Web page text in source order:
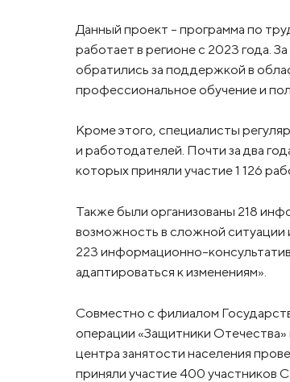
Данный проект – программа по
работает в регионе с 2023 года.
обратились за поддержкой в
профессиональное обучение и
Кроме этого, специалисты
и работодателей. Почти за два
которых приняли участие 1 126
Также были организованы 218
возможность в сложной ситуации
223 информационно-
адаптироваться к изменениям».
Совместно с филиалом
операции «Защитники
центра занятости населения
приняли участие 400 участников